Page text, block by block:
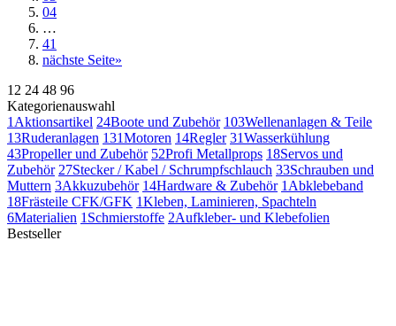
04
…
41
nächste Seite»
12 24 48 96
Kategorienauswahl
1 Aktionsartikel 24Boote und Zubehör 103Wellenanlagen & Teile
13Ruderanlagen 131Motoren 14Regler 31Wasserkühlung
43Propeller und Zubehör 52Profi Metallprops 18Servos und
Zubehör 27Stecker / Kabel / Schrumpfschlauch 33Schrauben und
Muttern 3Akkuzubehör 14Hardware & Zubehör 1 Abklebeband
18Frästeile CFK/GFK 1Kleben, Laminieren, Spachteln
6Materialien 1 Schmierstoffe 2Aufkleber- und Klebefolien
Bestseller